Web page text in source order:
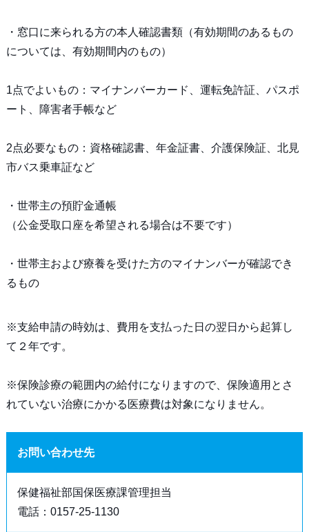
・窓口に来られる方の本人確認書類（有効期間のあるもの
については、有効期間内のもの）
1点でよいもの：マイナンバーカード、運転免許証、パスポ
ート、障害者手帳など
2点必要なもの：資格確認書、年金証書、介護保険証、北見
市バス乗車証など
・世帯主の預貯金通帳
（公金受取口座を希望される場合は不要です）
・世帯主および療養を受けた方のマイナンバーが確認でき
るもの
※支給申請の時効は、費用を支払った日の翌日から起算し
て２年です。
※保険診療の範囲内の給付になりますので、保険適用とさ
れていない治療にかかる医療費は対象になりません。
お問い合わせ先
保健福祉部国保医療課管理担当
電話：0157-25-1130